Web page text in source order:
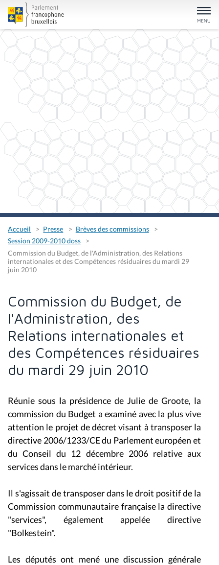
Accueil Presse
Brèves des commissions
Session 2009-2010 doss
Commission du Budget, de l'Administration, des Relations
internationales et des Compétences résiduaires du mardi 29
juin 2010
Commission du Budget, de
l'Administration, des
Relations internationales et
des Compétences résiduaires
du mardi 29 juin 2010
Réunie sous la présidence de Julie de Groote, la
commission du Budget a examiné avec la plus vive
attention le projet de décret visant à transposer la
directive 2006/1233/CE du Parlement européen et
du Conseil du 12 décembre 2006 relative aux
services dans le marché intérieur.
Il s'agissait de transposer dans le droit positif de la
Commission communautaire française la directive
"services", également appelée directive
"Bolkestein".
Les députés ont mené une discussion générale